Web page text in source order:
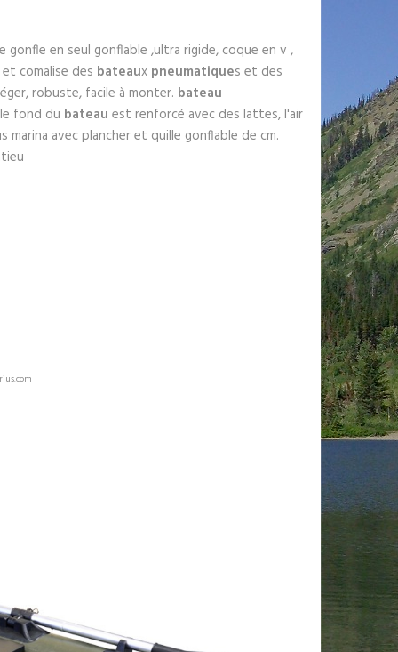
gonfle en seul gonflable ,ultra rigide, coque en v ,
comalise des bateaux pneumatiques et des
robuste, facile à monter. bateau
fond du bateau est renforcé avec des lattes, l'air
marina avec plancher et quille gonflable de cm.